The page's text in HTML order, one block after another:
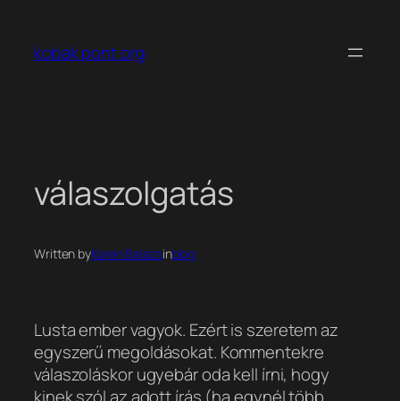
tartalomhoz
kobak pont org
válaszolgatás
Written byKoren Balazsinblog
Lusta ember vagyok. Ezért is szeretem az
egyszerű megoldásokat. Kommentekre
válaszoláskor ugyebár oda kell írni, hogy